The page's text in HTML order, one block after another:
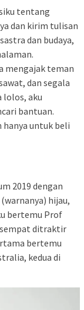
tentang
dan kirim tulisan
dan budaya,
mengajak teman
dan segala
lolos, aku
bantuan.
hanya untuk beli
2019 dengan
hijau,
bertemu Prof
sempat ditraktir
bertemu
kedua di